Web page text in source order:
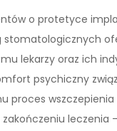
o protetyce
stomatologicznych
lekarzy oraz ich
psychiczny
proces
leczenia